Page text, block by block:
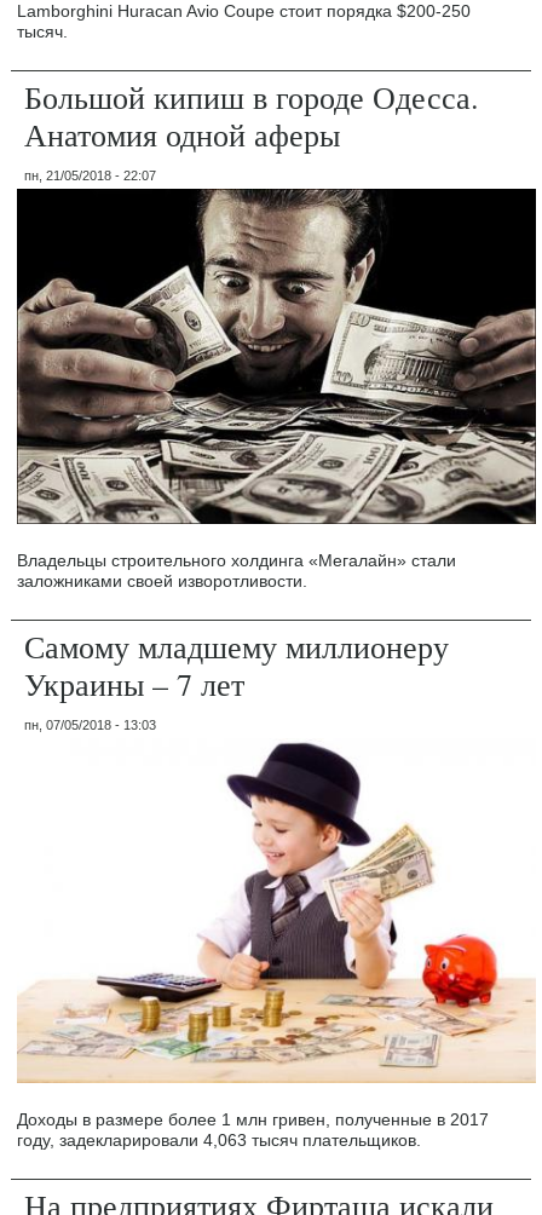
Lamborghini Huracan Avio Coupe стоит порядка $200-250
тысяч.
Большой кипиш в городе Одесса.
Анатомия одной аферы
пн, 21/05/2018 - 22:07
Владельцы строительного холдинга «Мегалайн» стали
заложниками своей изворотливости.
Самому младшему миллионеру
Украины – 7 лет
пн, 07/05/2018 - 13:03
Доходы в размере более 1 млн гривен, полученные в 2017
году, задекларировали 4,063 тысяч плательщиков.
На предприятиях Фирташа искали